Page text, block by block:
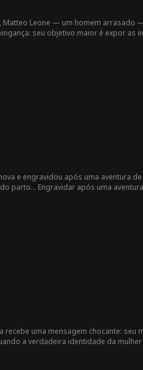
Leone — um homem arrasado
seu objetivo maior é expor
e engravidou após uma aventura
Engravidar após uma
uma mensagem chocante: seu
a verdadeira identidade da